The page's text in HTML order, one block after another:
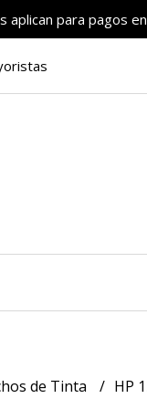
aplican para pagos
de Tinta HP